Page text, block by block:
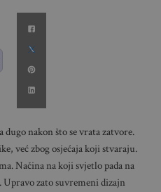
nakon što se vrata zatvore.
već zbog osjećaja koji stvaraju.
Načina na koji svjetlo pada na
zato suvremeni dizajn